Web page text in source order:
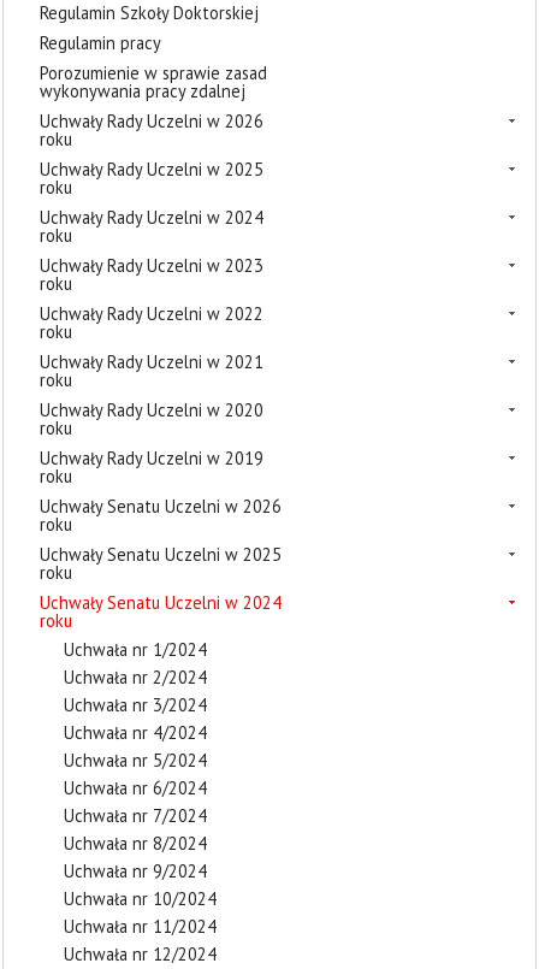
Regulamin Szkoły Doktorskiej
Regulamin pracy
Porozumienie w sprawie zasad
wykonywania pracy zdalnej
Uchwały Rady Uczelni w 2026
roku
Uchwały Rady Uczelni w 2025
roku
Uchwały Rady Uczelni w 2024
roku
Uchwały Rady Uczelni w 2023
roku
Uchwały Rady Uczelni w 2022
roku
Uchwały Rady Uczelni w 2021
roku
Uchwały Rady Uczelni w 2020
roku
Uchwały Rady Uczelni w 2019
roku
Uchwały Senatu Uczelni w 2026
roku
Uchwały Senatu Uczelni w 2025
roku
Uchwały Senatu Uczelni w 2024
roku
Uchwała nr 1/2024
Uchwała nr 2/2024
Uchwała nr 3/2024
Uchwała nr 4/2024
Uchwała nr 5/2024
Uchwała nr 6/2024
Uchwała nr 7/2024
Uchwała nr 8/2024
Uchwała nr 9/2024
Uchwała nr 10/2024
Uchwała nr 11/2024
Uchwała nr 12/2024